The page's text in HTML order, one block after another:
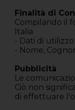
Finalità di
Compilando il
Italia
- Dati di utilizzo
- Nome,
Pubblicità
Le
Ciò non
di effettuare